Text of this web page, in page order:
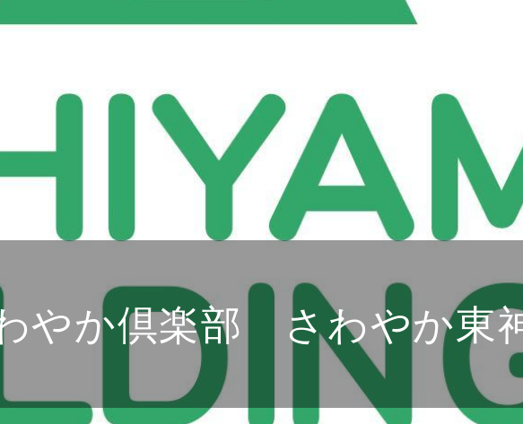
やか倶楽部 さわやか東